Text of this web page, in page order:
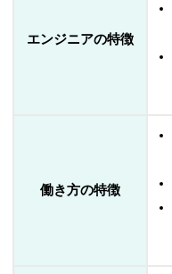
エンジニアの特徴
働き方の特徴